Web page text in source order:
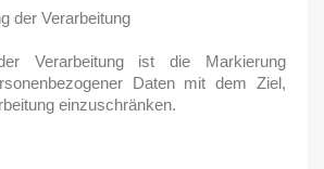
der Verarbeitung
Verarbeitung ist die Markierung
Daten mit dem Ziel,
einzuschränken.